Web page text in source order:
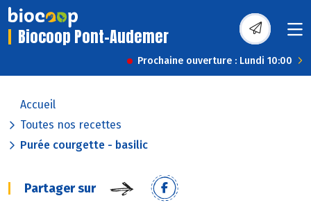
Biocoop Pont-Audemer
Prochaine ouverture : Lundi 10:00
Accueil
Toutes nos recettes
Purée courgette - basilic
Partager sur